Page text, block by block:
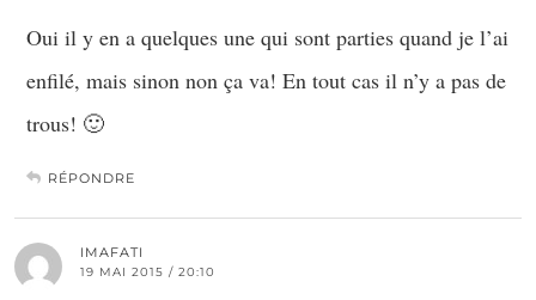
Oui il y en a quelques une qui sont parties quand je l’ai
enfilé, mais sinon non ça va! En tout cas il n’y a pas de
trous! 🙂
RÉPONDRE
IMAFATI
19 MAI 2015 / 20:10